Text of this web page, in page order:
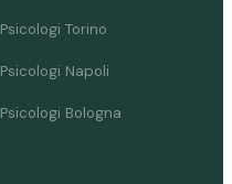
Psicologi Torino
Psicologi Napoli
Psicologi Bologna